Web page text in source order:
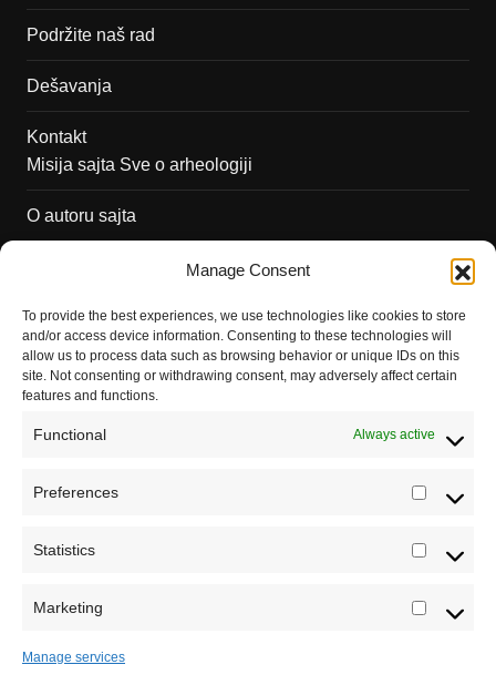
Manage Consent
To provide the best experiences, we use technologies like cookies to store
and/or access device information. Consenting to these technologies will
allow us to process data such as browsing behavior or unique IDs on this
site. Not consenting or withdrawing consent, may adversely affect certain
features and functions.
Functional Always active
Preferences
Statistics
Marketing
Manage services
srede u 12h saznajte najnovije vesti iz sveta
Podržite naš rad
Dešavanja
Kontakt
Misija sajta Sve o arheologiji
O autoru sajta
Saradnja